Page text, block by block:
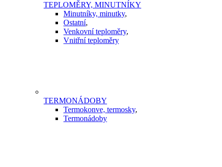
TEPLOMĚRY, MINUTNÍKY
Minutníky, minutky,
Ostatní,
Venkovní teploměry,
Vnitřní teploměry
TERMONÁDOBY
Termokonve, termosky,
Termonádoby